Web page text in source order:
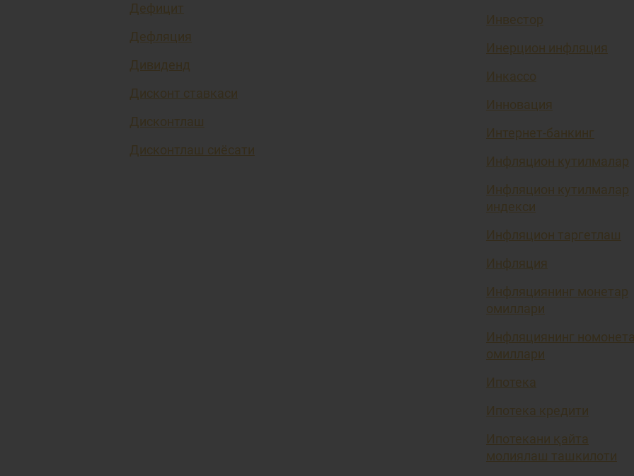
Дефицит
Дефляция
Дивиденд
Дисконт ставкаси
Дисконтлаш
Дисконтлаш сиёсати
Инвестор
Инерцион инфляция
Инкассо
Инновация
Интернет-банкинг
Инфляцион кутилмалар
Инфляцион кутилмалар
индекси
Инфляцион таргетлаш
Инфляция
Инфляциянинг монетар
омиллари
Инфляциянинг
омиллари
Ипотека
Ипотека кредити
Ипотекани қайта
молиялаш ташкилоти